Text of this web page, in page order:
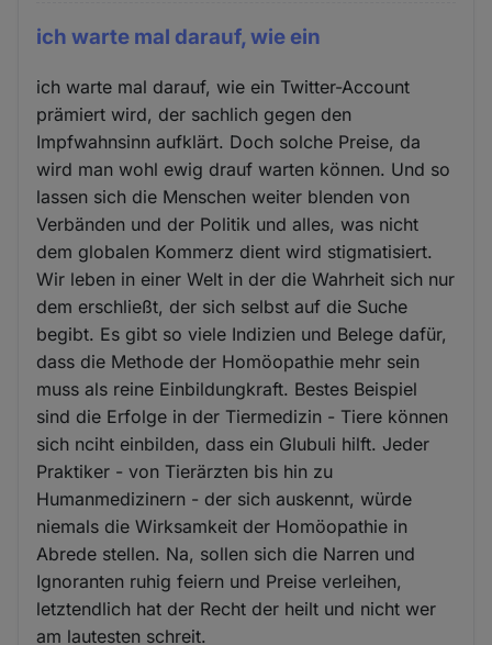
ich warte mal darauf, wie ein
ich warte mal darauf, wie ein Twitter-Account
prämiert wird, der sachlich gegen den
Impfwahnsinn aufklärt. Doch solche Preise, da
wird man wohl ewig drauf warten können. Und so
lassen sich die Menschen weiter blenden von
Verbänden und der Politik und alles, was nicht
dem globalen Kommerz dient wird stigmatisiert.
Wir leben in einer Welt in der die Wahrheit sich nur
dem erschließt, der sich selbst auf die Suche
begibt. Es gibt so viele Indizien und Belege dafür,
dass die Methode der Homöopathie mehr sein
muss als reine Einbildungkraft. Bestes Beispiel
sind die Erfolge in der Tiermedizin - Tiere können
sich nciht einbilden, dass ein Glubuli hilft. Jeder
Praktiker - von Tierärzten bis hin zu
Humanmedizinern - der sich auskennt, würde
niemals die Wirksamkeit der Homöopathie in
Abrede stellen. Na, sollen sich die Narren und
Ignoranten ruhig feiern und Preise verleihen,
letztendlich hat der Recht der heilt und nicht wer
am lautesten schreit.